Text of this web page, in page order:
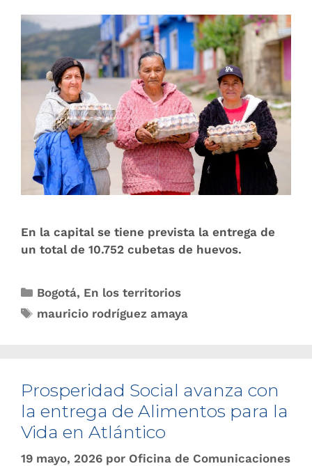
En la capital se tiene prevista la entrega de
un total de 10.752 cubetas de huevos.
Bogotá, En los territorios
mauricio rodríguez amaya
Prosperidad Social avanza con
la entrega de Alimentos para la
Vida en Atlántico
19 mayo, 2026 por Oficina de Comunicaciones